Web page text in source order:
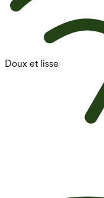
Doux et lisse